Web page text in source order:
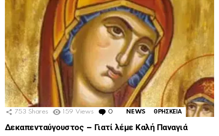
753 Shares 159 Views 0 Comments
NEWS ΘΡΗΣΚΕΙΑ
Δεκαπενταύγουστος – Γιατί λέμε Καλή Παναγιά